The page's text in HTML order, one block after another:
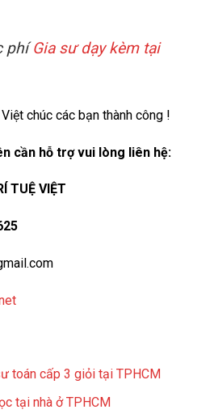
phíGia sư dạy kèm tại
Việt chúc các bạn thành công !
cần hỗ trợ vui lòng liên hệ:
TUỆ VIỆT
toán cấp 3 giỏi tại TPHCM
tại nhà ở TPHCM